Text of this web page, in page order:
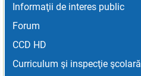
Informaţii de interes public
Forum
CCD HD
Curriculum şi inspecţie şcolară